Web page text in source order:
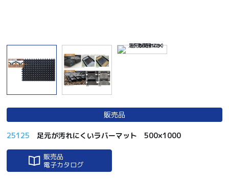
販売品
25125 足元が汚れにくいラバーマット 500×1000
販売品
電子カタログ